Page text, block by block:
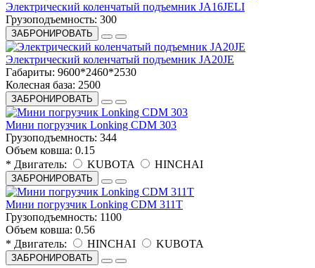
Электрический коленчатый подъемник JA16JELI
Грузоподъемность: 300
ЗАБРОНИРОВАТЬ
Электрический коленчатый подъемник JA20JE
Габариты: 9600*2460*2530
Колесная база: 2500
ЗАБРОНИРОВАТЬ
Мини погрузчик Lonking CDM 303
Грузоподъемность: 344
Объем ковша: 0.15
* Двигатель:
KUBOTA HINCHAI
ЗАБРОНИРОВАТЬ
Мини погрузчик Lonking CDM 311Т
Грузоподъемность: 1100
Объем ковша: 0.56
* Двигатель:
HINCHAI KUBOTA
ЗАБРОНИРОВАТЬ